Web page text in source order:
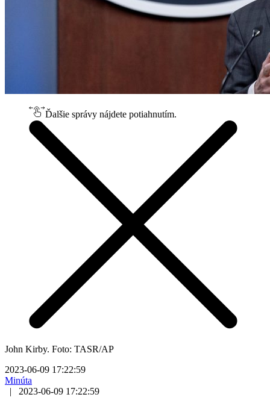
Ďalšie správy nájdete potiahnutím.
John Kirby. Foto: TASR/AP
2023-06-09 17:22:59
Minúta
|
2023-06-09 17:22:59